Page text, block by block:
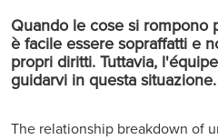
Quando le cose si rompono
è facile essere sopraffatti e
propri diritti. Tuttavia,
guidarvi in questa situazione.
The relationship breakdown of